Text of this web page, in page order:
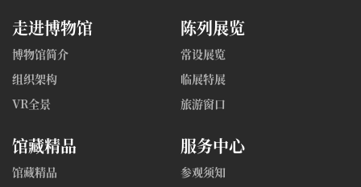
走进博物馆
博物馆简介
组织架构
VR全景
陈列展览
常设展览
临展特展
旅游窗口
馆藏精品
馆藏精品
服务中心
参观须知